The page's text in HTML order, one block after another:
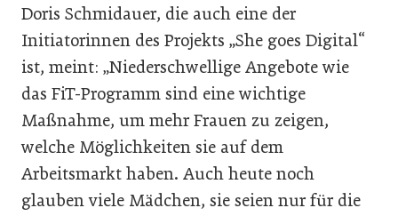
Doris Schmidauer, die auch eine der
Initiatorinnen des Projekts „She goes Digital“
ist, meint: „Niederschwellige Angebote wie
das FiT-Programm sind eine wichtige
Maßnahme, um mehr Frauen zu zeigen,
welche Möglichkeiten sie auf dem
Arbeitsmarkt haben. Auch heute noch
glauben viele Mädchen, sie seien nur für die